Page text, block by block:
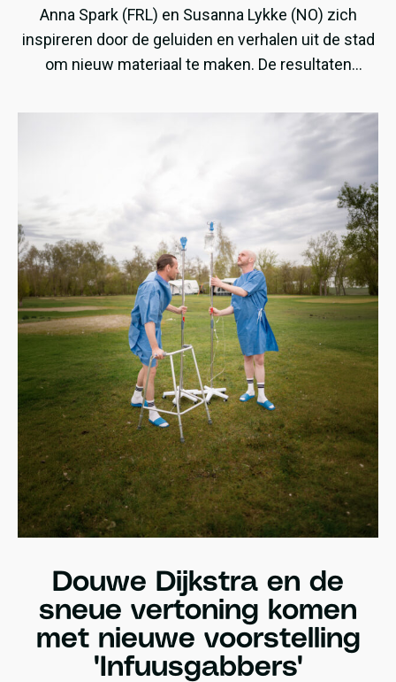
Anna Spark (FRL) en Susanna Lykke (NO) zich
inspireren door de geluiden en verhalen uit de stad
om nieuw materiaal te maken. De resultaten
het Fries Straatfestival en Noardewyn.
Douwe Dijkstra en de
sneue vertoning komen
met nieuwe voorstelling
'Infuusgabbers'